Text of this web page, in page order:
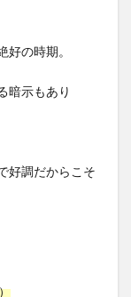
の時期。
暗示もあり
好調だからこそ